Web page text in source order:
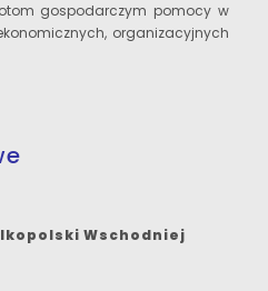
gospodarczym pomocy w
organizacyjnych
Wschodniej